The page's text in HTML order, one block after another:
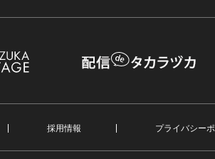
採用情報 プライバシー